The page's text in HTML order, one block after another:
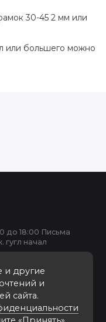
30-45 2 мм или
или большего можно
и другие
и
сайта.
до 18:00 Письма
гугл начал